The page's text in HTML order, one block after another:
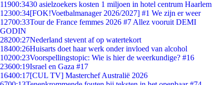
11900:3430 asielzoekers kosten 1 miljoen in hotel centrum Haarlem
12300:34[FOK!Voetbalmanager 2026/2027] #1 We zijn er weer
12700:33Tour de France femmes 2026 #7 Allez vooruit DEMI
GODIN
28200:27Nederland stevent af op watertekort
18400:26Huisarts doet haar werk onder invloed van alcohol
10200:23Voorspellingstopic: Wie is hier de weerkundige? #16
23600:19Israel en Gaza #17
16400:17[CUL TV] Masterchef Australië 2026